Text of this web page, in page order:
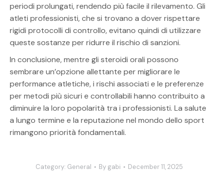
periodi prolungati, rendendo più facile il rilevamento. Gli
atleti professionisti, che si trovano a dover rispettare
rigidi protocolli di controllo, evitano quindi di utilizzare
queste sostanze per ridurre il rischio di sanzioni.
In conclusione, mentre gli steroidi orali possono
sembrare un’opzione allettante per migliorare le
performance atletiche, i rischi associati e le preferenze
per metodi più sicuri e controllabili hanno contribuito a
diminuire la loro popolarità tra i professionisti. La salute
a lungo termine e la reputazione nel mondo dello sport
rimangono priorità fondamentali.
Category: General By gabi December 11, 2025